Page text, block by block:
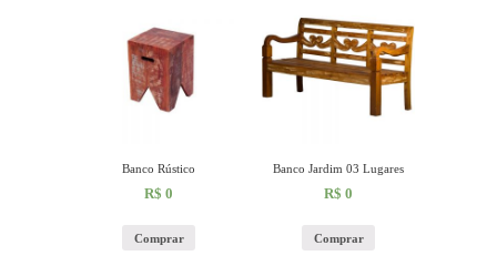
Banco Rústico
R$ 0
Comprar
Banco Jardim 03 Lugares
R$ 0
Comprar